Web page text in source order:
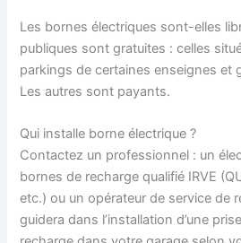
Les bornes électriques sont-elles
publiques sont gratuites : celles
parkings de certaines enseignes et
Les autres sont payants.
Qui installe borne électrique ?
Contactez un professionnel : un
bornes de recharge qualifié IRVE
etc.) ou un opérateur de service de
guidera dans l’installation d’une